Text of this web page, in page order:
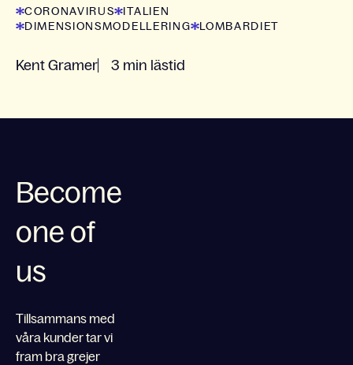
CORONAVIRUS
ITALIEN
DIMENSIONSMODELLERING
LOMBARDIET
Kent Gramer 3 min lästid
Become
one of
us
Tillsammans med
våra kunder tar vi
fram bra grejer